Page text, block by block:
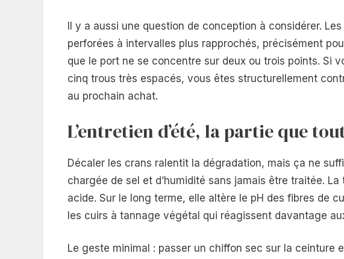
Il y a aussi une question de conception à considérer.
perforées à intervalles plus rapprochés, précisément
que le port ne se concentre sur deux ou trois points. Si
cinq trous très espacés, vous êtes structurellement
au prochain achat.
L’entretien d’été, la partie que
Décaler les crans ralentit la dégradation, mais ça ne
chargée de sel et d’humidité sans jamais être traitée.
acide. Sur le long terme, elle altère le pH des fibres de
les cuirs à tannage végétal qui réagissent davantage
Le geste minimal : passer un chiffon sec sur la ceinture